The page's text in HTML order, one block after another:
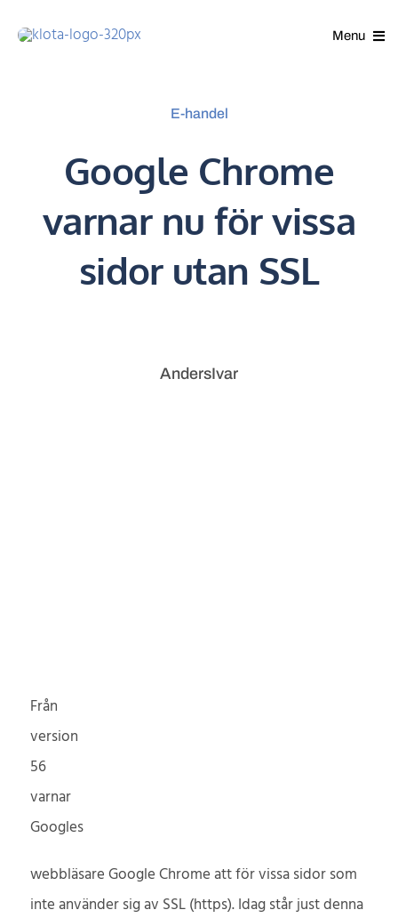
direkt
Menu
E-handel
Google Chrome
varnar nu för vissa
sidor utan SSL
AndersIvar
Från
version
56
varnar
Googles
webbläsare Google Chrome att för vissa sidor som
inte använder sig av SSL (https). Idag står just denna